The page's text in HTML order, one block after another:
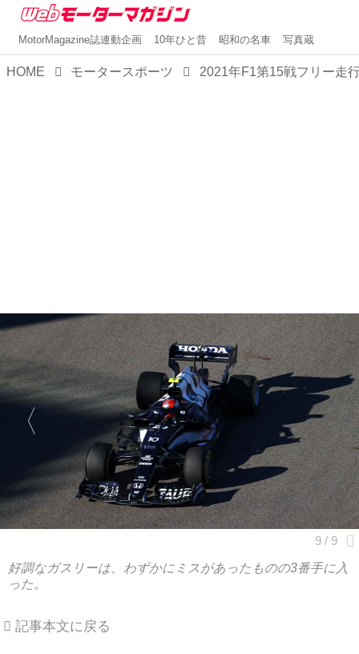
MotorMagazine誌連動企画 10年ひと昔 昭和の名車 写真蔵
HOME モータースポーツ
好調なガスリーは、わずかにミスがあったものの3番手に入
った。
記事本文に戻る